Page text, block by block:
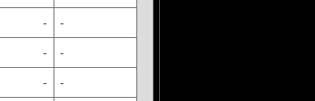
- -
- -
- -